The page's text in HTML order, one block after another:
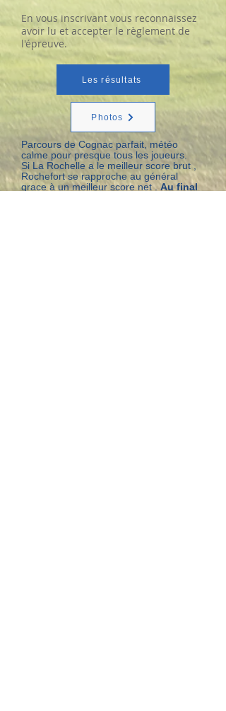
En vous inscrivant vous reconnaissez
avoir lu et accepter le règlement de
l'épreuve.
Les résultats
Photos
Parcours de Cognac parfait, météo
calme pour presque tous les joueurs.
Si La Rochelle a le meilleur score brut ,
Rochefort se rapproche au général
grace à un meilleur score net .Au final